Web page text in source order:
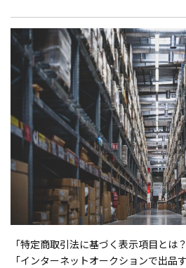
「特定商取引法に基づく表示項目とは？
「インターネットオークションで出品